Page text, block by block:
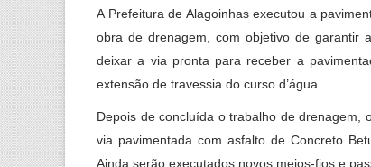
A Prefeitura de Alagoinhas executou a
obra de drenagem, com objetivo de
deixar a via pronta para receber a
extensão de travessia do curso d’água.
Depois de concluída o trabalho de drenagem,
via pavimentada com asfalto de Concreto
Ainda serão executados novos meios-fios e